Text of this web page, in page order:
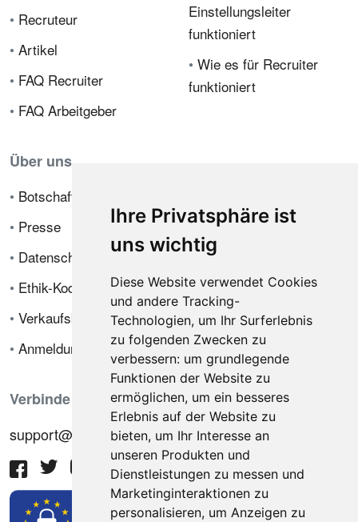
Ihre Privatsphäre ist
uns wichtig
Diese Website verwendet Cookies
und andere Tracking-
Technologien, um Ihr Surferlebnis
zu folgenden Zwecken zu
verbessern: um grundlegende
Funktionen der Website zu
ermöglichen, um ein besseres
Erlebnis auf der Website zu
bieten, um Ihr Interesse an
unseren Produkten und
Dienstleistungen zu messen und
Marketinginteraktionen zu
personalisieren, um Anzeigen zu
• Recruteur
• Artikel
• FAQ Recruiter
• FAQ Arbeitgeber
Einstellungsleiter
funktioniert
• Wie es für Recruiter
funktioniert
Über uns
• Botschafterprogramm
• Presse
• Datenschutzrichtlinie
• Ethik-Kodex
• Verkaufsbedingungen
• Anmeldung
Verbinde dich mit uns
support@hiringnotes.com